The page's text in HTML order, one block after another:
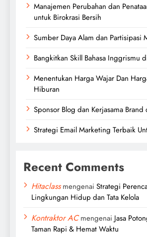
Manajemen Perubahan dan
untuk Birokrasi Bersih
Sumber Daya Alam dan Partisipasi
Bangkitkan Skill Bahasa Inggrismu
Menentukan Harga Wajar Dan
Hiburan
Sponsor Blog dan Kerjasama
Strategi Email Marketing Terbaik
Recent Comments
Hitaclassmengenai Strategi
Lingkungan Hidup dan Tata Kelola
Kontraktor ACmengenai Jasa
Taman Rapi & Hemat Waktu